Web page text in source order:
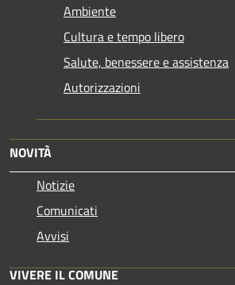
Ambiente
Cultura e tempo libero
Salute, benessere e assistenza
Autorizzazioni
NOVITÀ
Notizie
Comunicati
Avvisi
VIVERE IL COMUNE